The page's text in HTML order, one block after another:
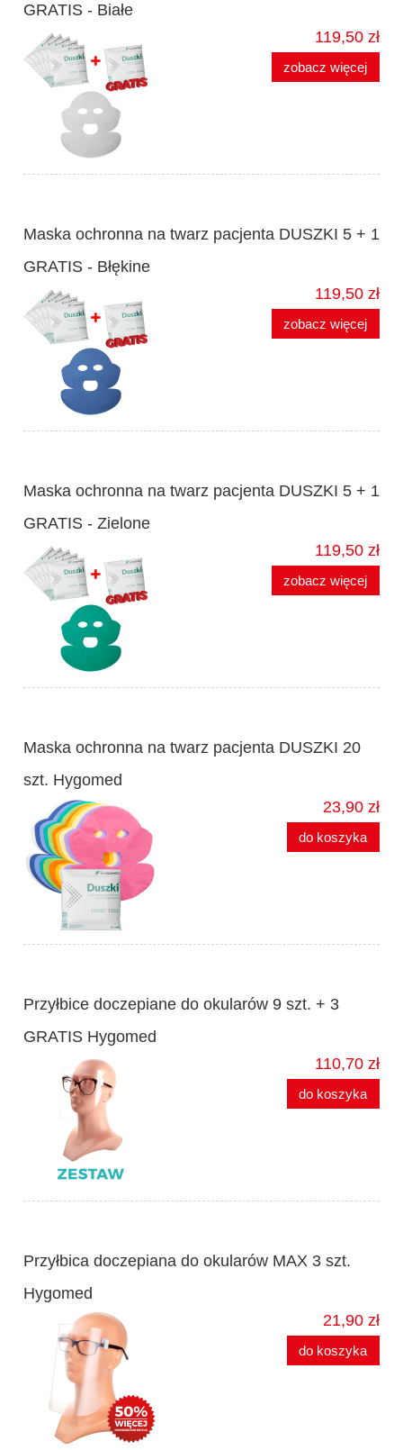
GRATIS - Białe
119,50 zł
zobacz więcej
Maska ochronna na twarz pacjenta DUSZKI 5 + 1
GRATIS - Błękine
119,50 zł
zobacz więcej
Maska ochronna na twarz pacjenta DUSZKI 5 + 1
GRATIS - Zielone
119,50 zł
zobacz więcej
Maska ochronna na twarz pacjenta DUSZKI 20
szt. Hygomed
23,90 zł
do koszyka
Przyłbice doczepiane do okularów 9 szt. + 3
GRATIS Hygomed
110,70 zł
do koszyka
Przyłbica doczepiana do okularów MAX 3 szt.
Hygomed
21,90 zł
do koszyka